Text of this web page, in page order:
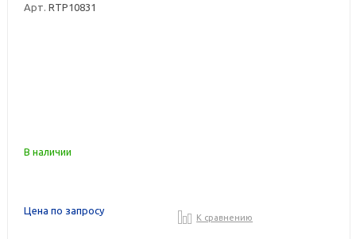
Арт. RTP10831
В наличии
Цена по запросу
К сравнению